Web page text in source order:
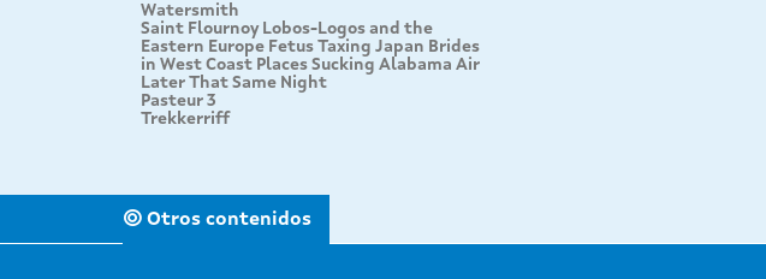
Watersmith
Saint Flournoy Lobos-Logos and the
Eastern Europe Fetus Taxing Japan Brides
in West Coast Places Sucking Alabama Air
Later That Same Night
Pasteur 3
Trekkerriff
Otros contenidos